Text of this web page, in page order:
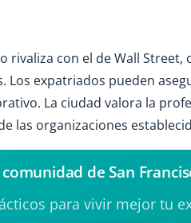
rivaliza con el de Wall Street,
Los expatriados pueden
La ciudad valora la
las organizaciones
de San
para vivir mejor tu